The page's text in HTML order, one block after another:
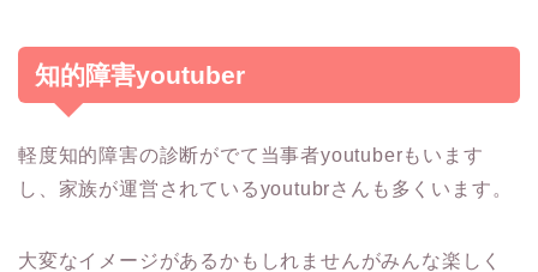
知的障害youtuber
軽度知的障害の診断がでて当事者youtuberもいます
し、家族が運営されているyoutubrさんも多くいます。
大変なイメージがあるかもしれませんがみんな楽しく